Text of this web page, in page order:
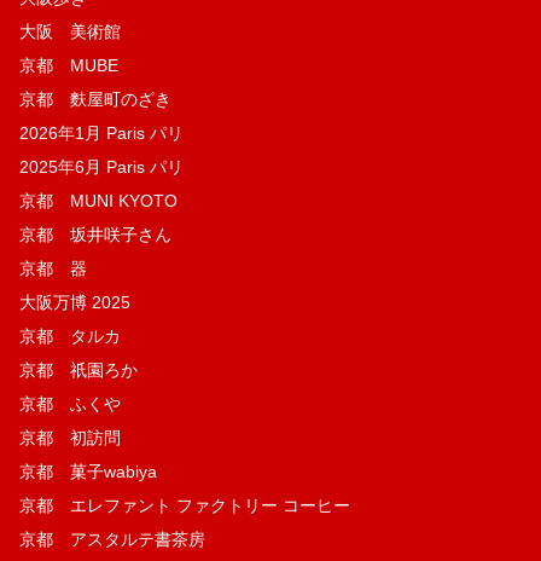
大阪 美術館
京都 MUBE
京都 麩屋町のざき
2026年1月 Paris パリ
2025年6月 Paris パリ
京都 MUNI KYOTO
京都 坂井咲子さん
京都 器
大阪万博 2025
京都 タルカ
京都 祇園ろか
京都 ふくや
京都 初訪問
京都 菓子wabiya
京都 エレファント ファクトリー コーヒー
京都 アスタルテ書茶房